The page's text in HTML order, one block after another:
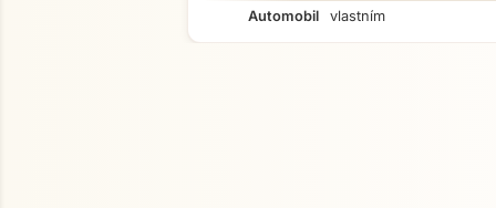
Automobil
vlastním